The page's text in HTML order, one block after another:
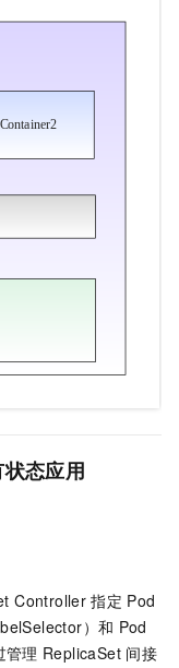
态应用
Controller 指定 Pod
）和 Pod
管理 ReplicaSet 间接